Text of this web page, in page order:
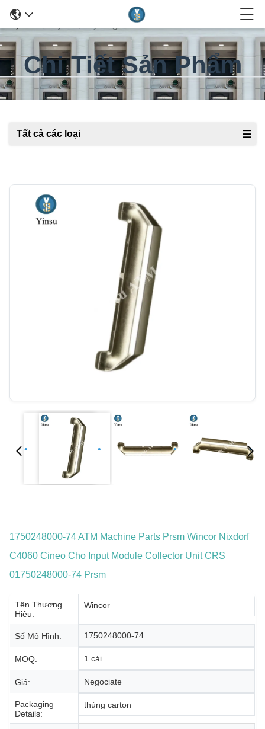
Chi Tiết Sản Phẩm
Tất cả các loại
1750248000-74 ATM Machine Parts Prsm Wincor Nixdorf
C4060 Cineo Cho Input Module Collector Unit CRS
01750248000-74 Prsm
Tên Thương
Hiệu:
Wincor
Số Mô Hình: 1750248000-74
MOQ: 1 cái
Giá: Negociate
Packaging
Details:
thùng carton